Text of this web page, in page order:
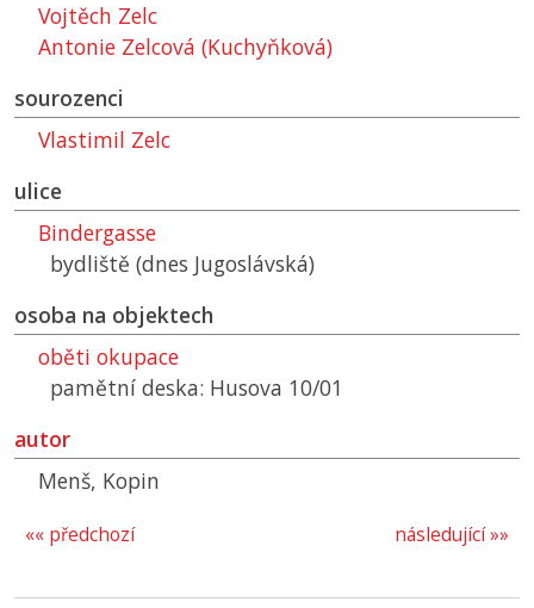
Vojtěch Zelc
Antonie Zelcová (Kuchyňková)
sourozenci
Vlastimil Zelc
ulice
Bindergasse
bydliště (dnes Jugoslávská)
osoba na objektech
oběti okupace
pamětní deska: Husova 10/01
autor
Menš, Kopin
následující »»
«« předchozí